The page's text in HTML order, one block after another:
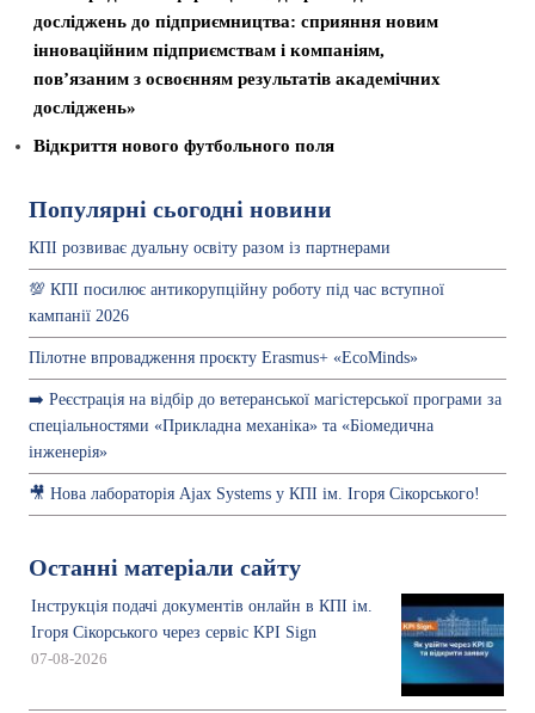
досліджень до підприємництва: сприяння новим
інноваційним підприємствам і компаніям,
пов’язаним з освоєнням результатів академічних
досліджень»
Відкриття нового футбольного поля
Популярні сьогодні новини
КПІ розвиває дуальну освіту разом із партнерами
💯 КПІ посилює антикорупційну роботу під час вступної
кампанії 2026
Пілотне впровадження проєкту Erasmus+ «EcoMinds»
➡️ Реєстрація на відбір до ветеранської магістерської програми за
спеціальностями «Прикладна механіка» та «Біомедична
інженерія»
🎥 Нова лабораторія Ajax Systems у КПІ ім. Ігоря Сікорського!
Останні матеріали сайту
Інструкція подачі документів онлайн в КПІ ім.
Ігоря Сікорського через сервіс KPI Sign
07-08-2026